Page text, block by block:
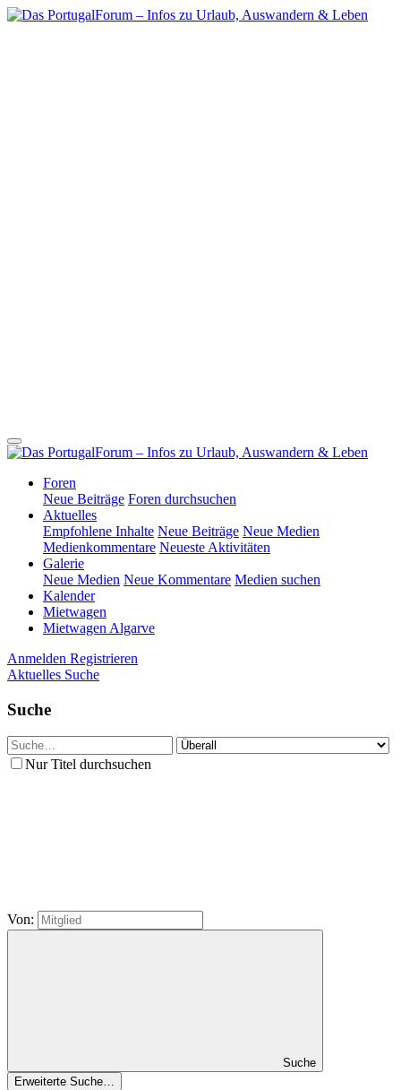
Foren
Neue Beiträge Foren durchsuchen
Aktuelles
Empfohlene Inhalte Neue Beiträge Neue Medien
Medienkommentare Neueste Aktivitäten
Galerie
Neue Medien Neue Kommentare Medien suchen
Kalender
Mietwagen
Mietwagen Algarve
Anmelden Registrieren
Aktuelles Suche
Suche
Nur Titel durchsuchen
Von:
Suche
Erweiterte Suche…